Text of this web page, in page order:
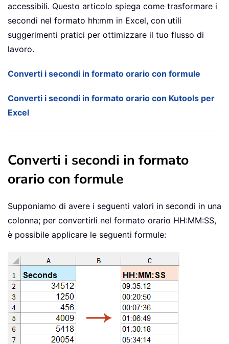
accessibili. Questo articolo spiega come trasformare i
secondi nel formato hh:mm in Excel, con utili
suggerimenti pratici per ottimizzare il tuo flusso di
lavoro.
Converti i secondi in formato orario con formule
Converti i secondi in formato orario con Kutools per
Excel
Converti i secondi in formato
orario con formule
Supponiamo di avere i seguenti valori in secondi in una
colonna; per convertirli nel formato orario HH:MM:SS,
è possibile applicare le seguenti formule: